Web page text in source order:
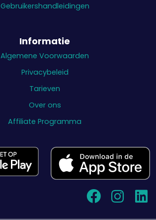
Gebruikershandleidingen
Informatie
Algemene Voorwaarden
Privacybeleid
Tarieven
Over ons
Affiliate Programma